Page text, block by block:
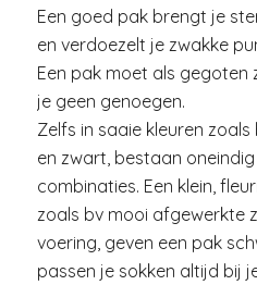
Een goed pak brengt je
en verdoezelt je zwakke
Een pak moet als gegoten
je geen genoegen.
Zelfs in saaie kleuren
en zwart, bestaan
combinaties. Een klein,
zoals bv mooi afgewerkte
voering, geven een pak
passen je sokken altijd bij